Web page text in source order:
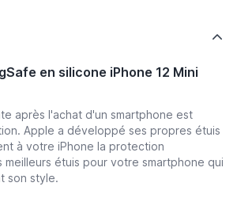
en silicone iPhone 12 Mini
après l'achat d'un smartphone est
Apple a développé ses propres étuis
à votre iPhone la protection
meilleurs étuis pour votre smartphone qui
son style.